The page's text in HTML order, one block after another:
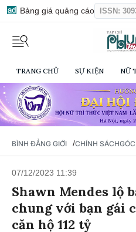
Bảng giá quảng cáo ISSN:
TRANG CHỦ SỰ KIỆN NỮ
BÌNH ĐẲNG GIỚI /CHÍNH SÁCH
07/12/2023 11:39
Shawn Mendes lộ
chung với bạn gái
căn hộ 112 tỷ